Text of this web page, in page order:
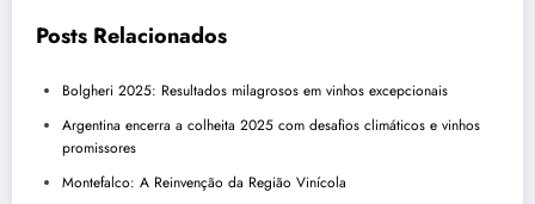
Posts Relacionados
Bolgheri 2025: Resultados milagrosos em vinhos excepcionais
Argentina encerra a colheita 2025 com desafios climáticos e vinhos
promissores
Montefalco: A Reinvenção da Região Vinícola